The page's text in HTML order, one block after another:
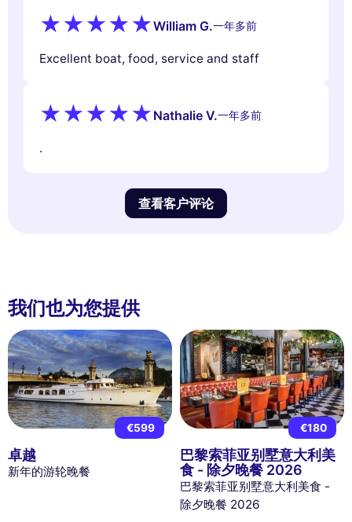
William G.一年多前
Excellent boat, food, service and staff
Nathalie V.一年多前
.
查看客户评论
我们也为您提供
€599
卓越
新年的游轮晚餐
€180
巴黎索菲亚别墅意大利美
食 - 除夕晚餐 2026
巴黎索菲亚别墅意大利美食 -
除夕晚餐 2026